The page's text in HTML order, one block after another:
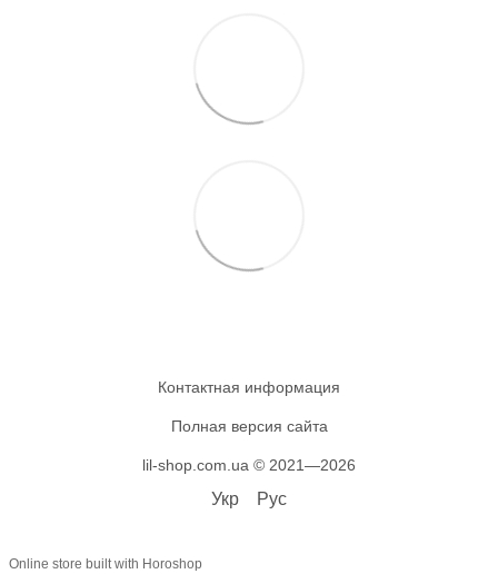
Контактная информация
Полная версия сайта
lil-shop.com.ua © 2021—2026
Укр Рус
Online store built with Horoshop